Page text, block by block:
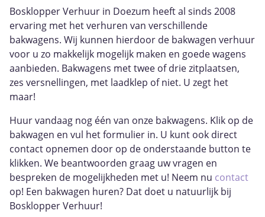
Bosklopper Verhuur in Doezum heeft al sinds 2008
ervaring met het verhuren van verschillende
bakwagens. Wij kunnen hierdoor de bakwagen verhuur
voor u zo makkelijk mogelijk maken en goede wagens
aanbieden. Bakwagens met twee of drie zitplaatsen,
zes versnellingen, met laadklep of niet. U zegt het
maar!
Huur vandaag nog één van onze bakwagens. Klik op de
bakwagen en vul het formulier in. U kunt ook direct
contact opnemen door op de onderstaande button te
klikken. We beantwoorden graag uw vragen en
bespreken de mogelijkheden met u! Neem nu contact
op! Een bakwagen huren? Dat doet u natuurlijk bij
Bosklopper Verhuur!